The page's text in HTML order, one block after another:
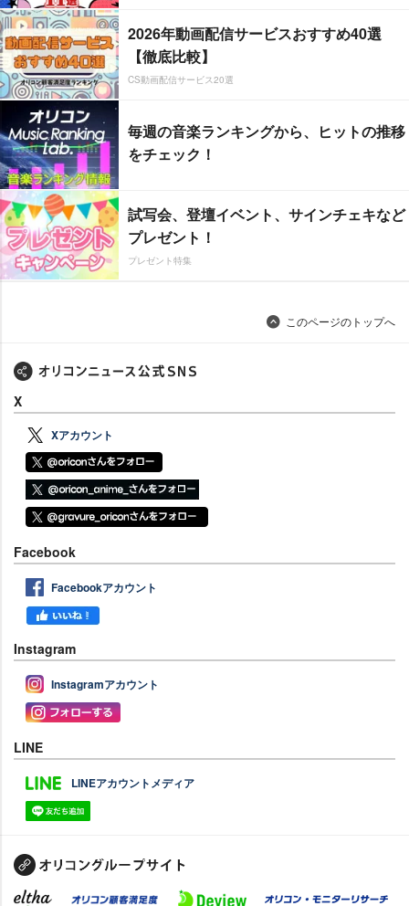
2026年動画配信サービスおすすめ40選
【徹底比較】
CS動画配信サービス20選
毎週の音楽ランキングから、ヒットの推移
をチェック！
試写会、登壇イベント、サインチェキなど
プレゼント！
プレゼント特集
このページのトップへ
X
Xアカウント
Facebook
Facebookアカウント
Instagram
Instagramアカウント
LINE
LINEアカウントメディア